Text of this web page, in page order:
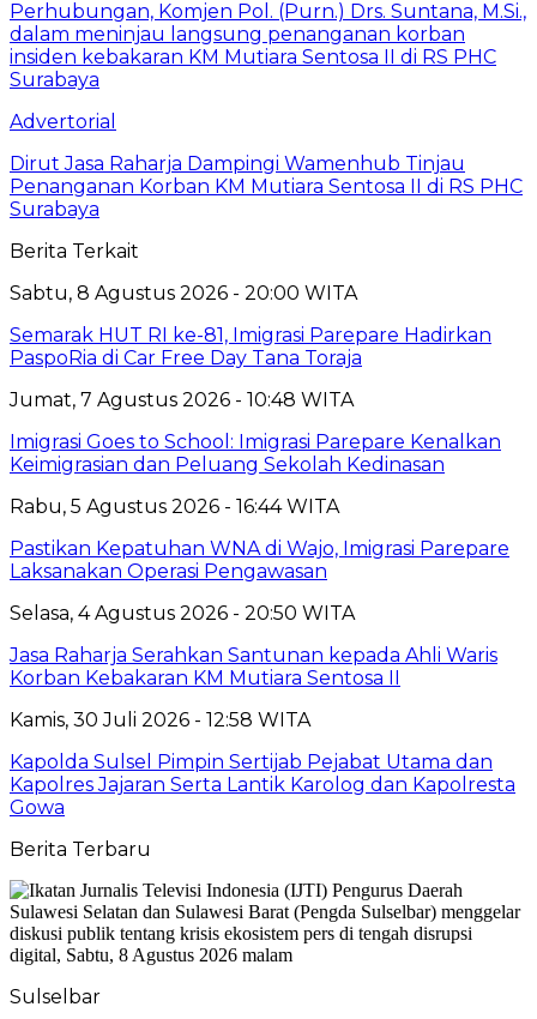
Advertorial
Dirut Jasa Raharja Dampingi Wamenhub Tinjau
Penanganan Korban KM Mutiara Sentosa II di RS PHC
Surabaya
Berita Terkait
Sabtu, 8 Agustus 2026 - 20:00 WITA
Semarak HUT RI ke-81, Imigrasi Parepare Hadirkan
PaspoRia di Car Free Day Tana Toraja
Jumat, 7 Agustus 2026 - 10:48 WITA
Imigrasi Goes to School: Imigrasi Parepare Kenalkan
Keimigrasian dan Peluang Sekolah Kedinasan
Rabu, 5 Agustus 2026 - 16:44 WITA
Pastikan Kepatuhan WNA di Wajo, Imigrasi Parepare
Laksanakan Operasi Pengawasan
Selasa, 4 Agustus 2026 - 20:50 WITA
Jasa Raharja Serahkan Santunan kepada Ahli Waris
Korban Kebakaran KM Mutiara Sentosa II
Kamis, 30 Juli 2026 - 12:58 WITA
Kapolda Sulsel Pimpin Sertijab Pejabat Utama dan
Kapolres Jajaran Serta Lantik Karolog dan Kapolresta
Gowa
Berita Terbaru
Sulselbar